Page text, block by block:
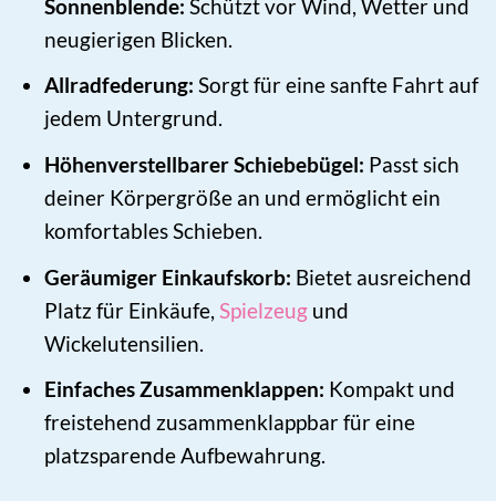
Sonnenblende: Schützt vor Wind, Wetter und
neugierigen Blicken.
Allradfederung: Sorgt für eine sanfte Fahrt auf
jedem Untergrund.
Höhenverstellbarer Schiebebügel: Passt sich
deiner Körpergröße an und ermöglicht ein
komfortables Schieben.
Geräumiger Einkaufskorb: Bietet ausreichend
Platz für Einkäufe,Spielzeug und
Wickelutensilien.
Einfaches Zusammenklappen: Kompakt und
freistehend zusammenklappbar für eine
platzsparende Aufbewahrung.